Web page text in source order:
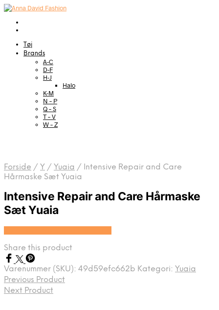
Tøj
Brands
A-C
D-F
H-J
Halo
K-M
N – P
Q – S
T – V
W – Z
Forside / Y / Yuaia / Intensive Repair and Care
Hårmaske Sæt Yuaia
Intensive Repair and Care Hårmaske
Sæt Yuaia
Share this product
Varenummer (SKU): 49d59efc662b Kategori: Yuaia
Previous Product
Next Product